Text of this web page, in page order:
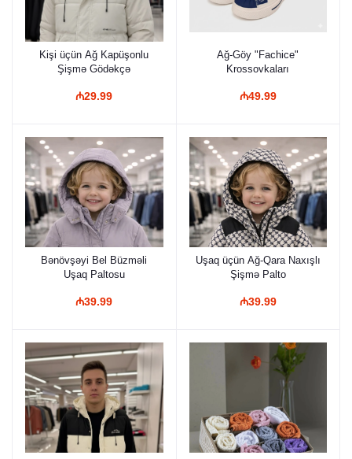
Kişi üçün Ağ Kapüşonlu
Şişmə Gödəkçə
₼29.99
Ağ-Göy "Fachice"
Krossovkaları
₼49.99
Bənövşəyi Bel Büzməli
Uşaq Paltosu
₼39.99
Uşaq üçün Ağ-Qara Naxışlı
Şişmə Palto
₼39.99